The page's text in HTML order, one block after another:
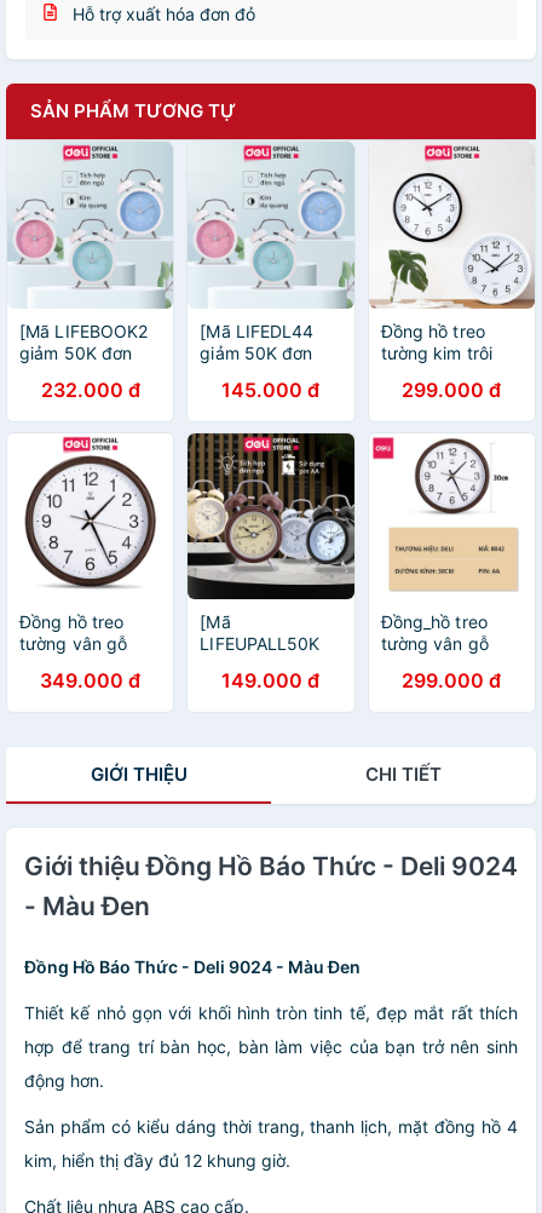
Hỗ trợ xuất hóa đơn đỏ
SẢN PHẨM TƯƠNG TỰ
[Mã LIFEBOOK2
giảm 50K đơn
báo thức Deli -
Xanh
dương/Xanh lá/
Hồng - 8802
232.000 đ
[Mã LIFEDL44
giảm 50K đơn
báo thức Deli -
Xanh
dương/Xanh lá/
Hồng - 8802
145.000 đ
Đồng hồ treo
tường kim trôi
Deli - Bảo hành
12 tháng, mua
kèm móc treo giá
shock - 9005
299.000 đ
Đồng hồ treo
tường vân gỗ
8842 - Kèm móc
treo
349.000 đ
[Mã
LIFEUPALL50K
200K] Đồng hồ
báo thức có
149.000 đ
Đồng_hồ treo
tường vân gỗ
30cm - 8842,
không tiếng ồn,
(sỉ/lẻ)
299.000 đ
GIỚI THIỆU CHI TIẾT
Giới thiệu Đồng Hồ Báo Thức - Deli 9024
- Màu Đen
Đồng Hồ Báo Thức - Deli 9024 - Màu Đen
Thiết kế nhỏ gọn với khối hình tròn tinh tế, đẹp mắt rất thích
hợp để trang trí bàn học, bàn làm việc của bạn trở nên sinh
động hơn.
Sản phẩm có kiểu dáng thời trang, thanh lịch, mặt đồng hồ 4
kim, hiển thị đầy đủ 12 khung giờ.
Chất liệu nhựa ABS cao cấp.